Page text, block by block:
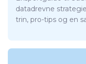
datadrevne
trin, pro-tips og en